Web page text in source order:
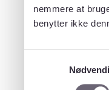
nemmere at
benytter ikke